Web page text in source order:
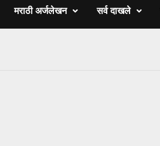
मराठी अर्जलेखन सर्व दाखले